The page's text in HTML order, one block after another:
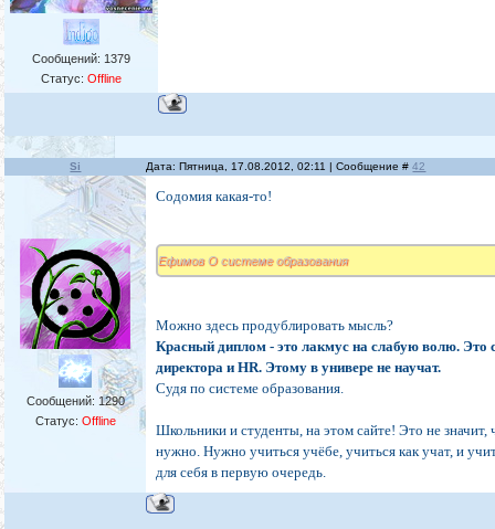
Сообщений: 1379
Статус:Offline
Si Дата: Пятница, 17.08.2012, 02:11 | Сообщение #42
Сообщений: 1290
Статус: Offline
Содомия какая-то!
Ефимов О системе образования
Можно здесь продублировать мысль?
Красный диплом - это лакмус на слабую волю. Это
директора и HR. Этому в универе не научат.
Судя по системе образования.
Школьники и студенты, на этом сайте! Это не значит,
нужно. Нужно учиться учёбе, учиться как учат, и
для себя в первую очередь.